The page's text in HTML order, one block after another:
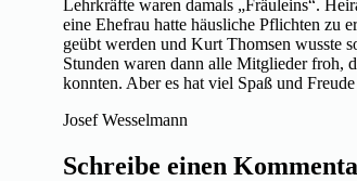
Lehrkräfte waren damals „Fräuleins“.
eine Ehefrau hatte häusliche Pflichten zu
geübt werden und Kurt Thomsen wusste
Stunden waren dann alle Mitglieder froh,
konnten. Aber es hat viel Spaß und
Josef Wesselmann
Schreibe einen